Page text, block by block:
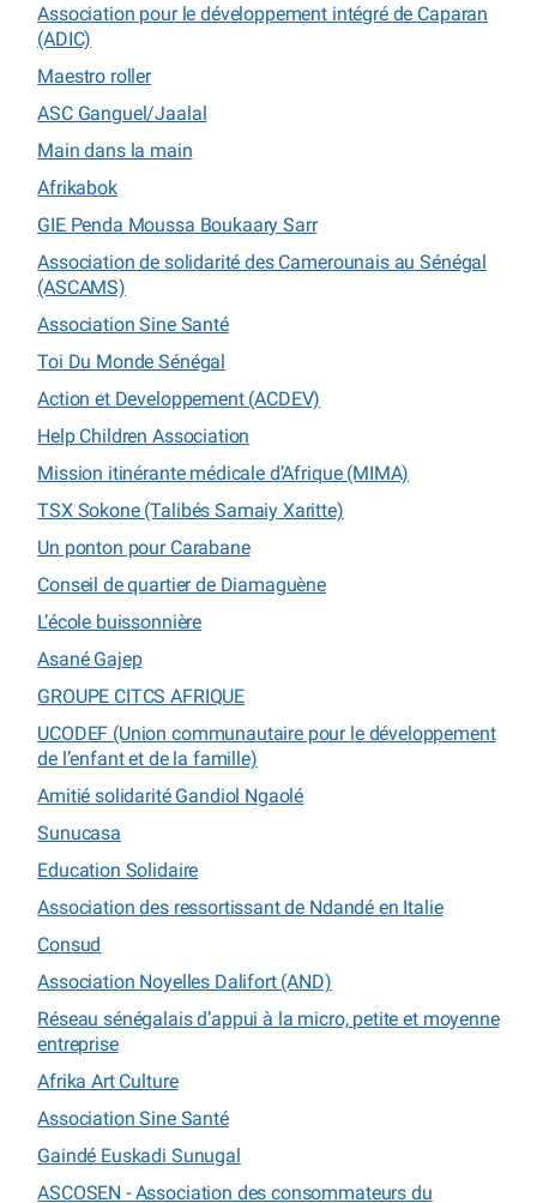
Association pour le développement intégré de Caparan
(ADIC)
Maestro roller
ASC Ganguel/Jaalal
Main dans la main
Afrikabok
GIE Penda Moussa Boukaary Sarr
Association de solidarité des Camerounais au Sénégal
(ASCAMS)
Association Sine Santé
Toi Du Monde Sénégal
Action et Developpement (ACDEV)
Help Children Association
Mission itinérante médicale d’Afrique (MIMA)
TSX Sokone (Talibés Samaiy Xaritte)
Un ponton pour Carabane
Conseil de quartier de Diamaguène
L’école buissonnière
Asané Gajep
GROUPE CITCS AFRIQUE
UCODEF (Union communautaire pour le développement
de l’enfant et de la famille)
Amitié solidarité Gandiol Ngaolé
Sunucasa
Education Solidaire
Association des ressortissant de Ndandé en Italie
Consud
Association Noyelles Dalifort (AND)
Réseau sénégalais d’appui à la micro, petite et moyenne
entreprise
Afrika Art Culture
Association Sine Santé
Gaindé Euskadi Sunugal
ASCOSEN - Association des consommateurs du